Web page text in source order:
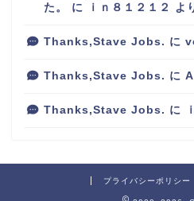
た。
に ｉｎ８１２１２ よ
Thanks,Stave Jobs. に
Thanks,Stave Jobs. に
Thanks,Stave Jobs. に
プライバシーポリシー